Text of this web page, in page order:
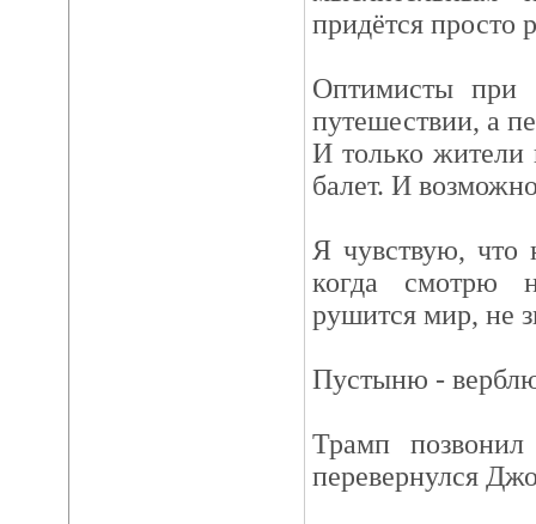
придётся просто
Оптимисты при
путешествии, а
И только жители
балет. И
Я чувствую, что
когда смотрю
рушится мир, не
Пустыню -
Трамп
перевернулся